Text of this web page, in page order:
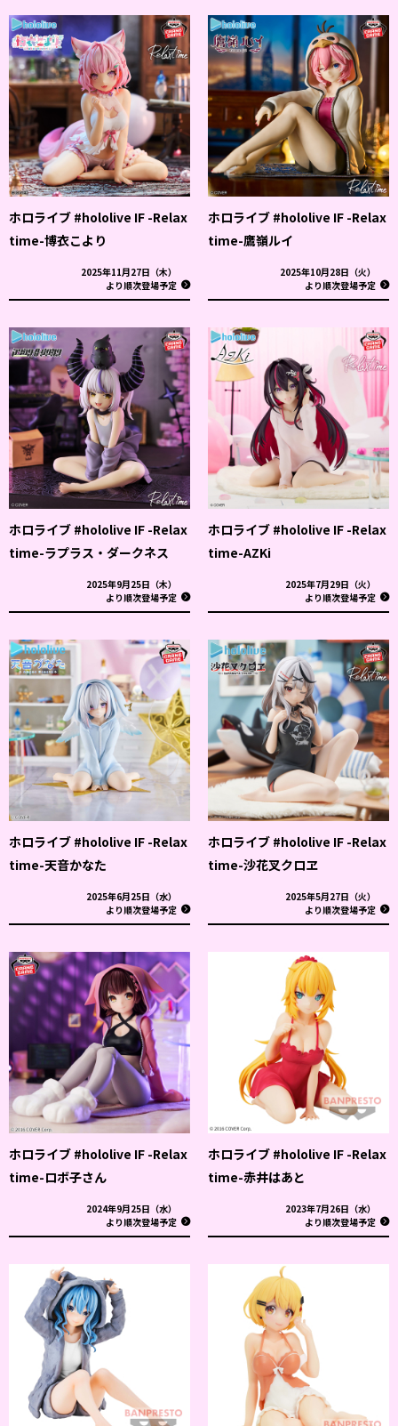
ホロライブ #hololive IF -Relax
time-博衣こより
2025年11月27日（木）
より順次登場予定
ホロライブ #hololive IF -Relax
time-鷹嶺ルイ
2025年10月28日（火）
より順次登場予定
ホロライブ #hololive IF -Relax
time-ラプラス・ダークネス
2025年9月25日（木）
より順次登場予定
ホロライブ #hololive IF -Relax
time-AZKi
2025年7月29日（火）
より順次登場予定
ホロライブ #hololive IF -Relax
time-天音かなた
2025年6月25日（水）
より順次登場予定
ホロライブ #hololive IF -Relax
time-沙花叉クロヱ
2025年5月27日（火）
より順次登場予定
ホロライブ #hololive IF -Relax
time-ロボ子さん
2024年9月25日（水）
より順次登場予定
ホロライブ #hololive IF -Relax
time-赤井はあと
2023年7月26日（水）
より順次登場予定